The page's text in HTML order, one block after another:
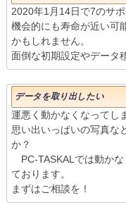
2020年1月14日で7のサポ
機会的にも寿命が近い可
かもしれません。
面倒な初期設定やデータ
データを取り出したい
運悪く動かなくなってし
思い出いっぱいの写真な
か？
PC-TASKALでは動かな
ております。
まずはご相談を！